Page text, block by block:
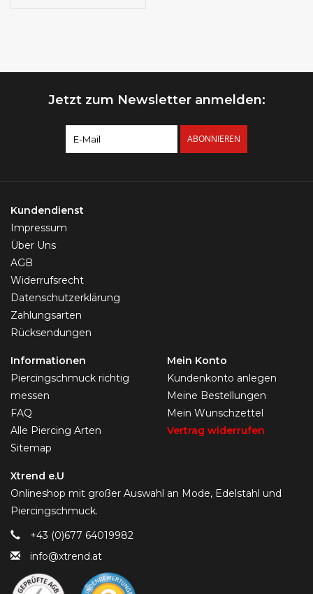
Jetzt zum Newsletter anmelden:
ABONNIEREN
Kundendienst
Impressum
Über Uns
AGB
Widerrufsrecht
Datenschutzerklärung
Zahlungsarten
Rücksendungen
Informationen
Piercingschmuck richtig
messen
FAQ
Alle Piercing Arten
Sitemap
Mein Konto
Kundenkonto anlegen
Meine Bestellungen
Mein Wunschzettel
Vertrag widerrufen
Xtrend e.U
Onlineshop mit großer Auswahl an Mode, Edelstahl und
Piercingschmuck.
+43 (0)677 64019982
info@xtrend.at